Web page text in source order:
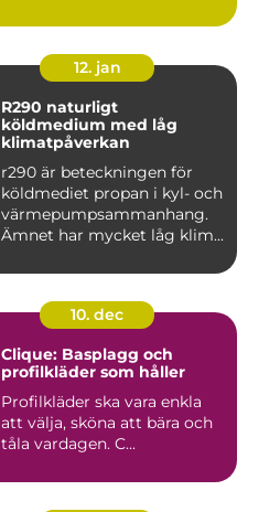
12. jan
R290 naturligt
köldmedium med låg
klimatpåverkan
r290 är beteckningen för
köldmediet propan i kyl- och
värmepumpsammanhang.
Ämnet har mycket låg klim...
10. dec
Clique: Basplagg och
profilkläder som håller
Profilkläder ska vara enkla
att välja, sköna att bära och
tåla vardagen. C...